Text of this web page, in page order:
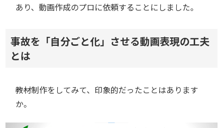
あり、動画作成のプロに依頼することにしました。
事故を「自分ごと化」させる動画表現の工夫
とは
――教材制作をしてみて、印象的だったことはあります
か。